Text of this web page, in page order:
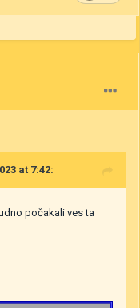
at 7:42:
počakali ves ta